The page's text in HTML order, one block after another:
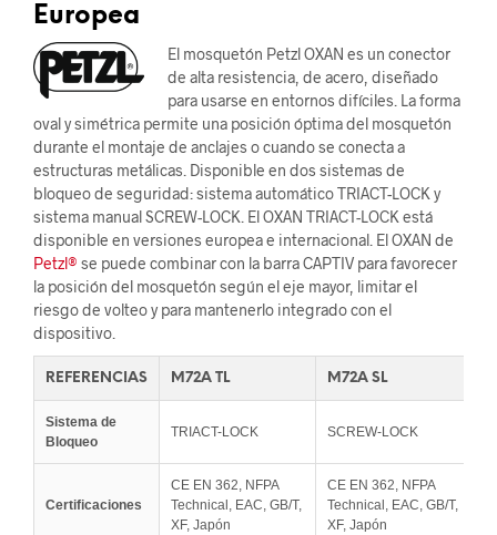
Europea
El mosquetón Petzl OXAN es un conector
de alta resistencia, de acero, diseñado
para usarse en entornos difíciles. La forma
oval y simétrica permite una posición óptima del mosquetón
durante el montaje de anclajes o cuando se conecta a
estructuras metálicas. Disponible en dos sistemas de
bloqueo de seguridad: sistema automático TRIACT-LOCK y
sistema manual SCREW-LOCK. El OXAN TRIACT-LOCK está
disponible en versiones europea e internacional. El OXAN de
Petzl® se puede combinar con la barra CAPTIV para favorecer
la posición del mosquetón según el eje mayor, limitar el
riesgo de volteo y para mantenerlo integrado con el
dispositivo.
REFERENCIAS M72A TL M72A SL
Sistema de
Bloqueo
TRIACT-LOCK SCREW-LOCK
Certificaciones
CE EN 362, NFPA
Technical, EAC, GB/T,
XF, Japón
CE EN 362, NFPA
Technical, EAC, GB/T,
XF, Japón